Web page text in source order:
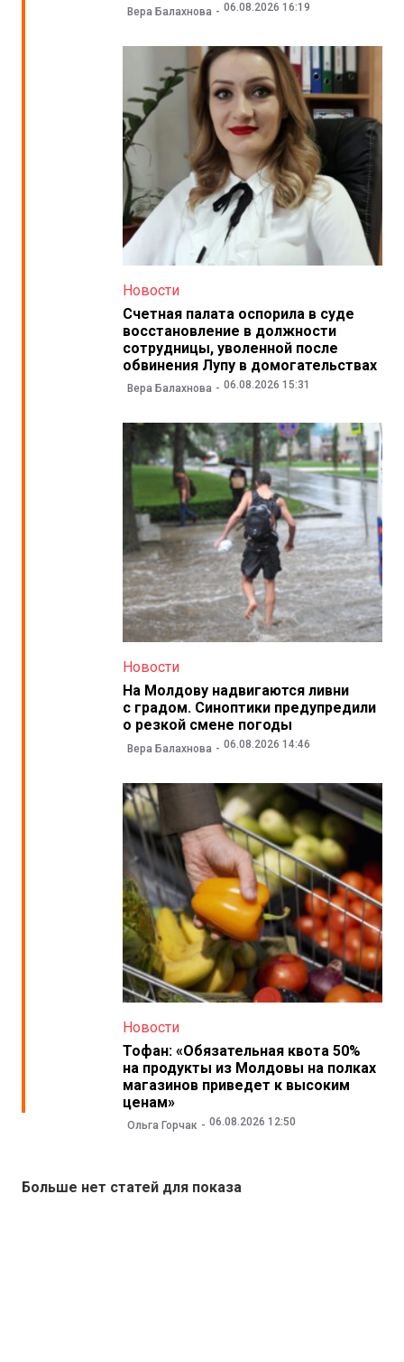
Вера Балахнова 06.08.2026 16:19
Новости
Счетная палата оспорила в суде
восстановление в должности
сотрудницы, уволенной после
обвинения Лупу в домогательствах
Вера Балахнова 06.08.2026 15:31
Новости
На Молдову надвигаются ливни
с градом. Синоптики предупредили
о резкой смене погоды
Вера Балахнова 06.08.2026 14:46
Новости
Тофан: «Обязательная квота 50%
на продукты из Молдовы на полках
магазинов приведет к высоким
ценам»
Ольга Горчак 06.08.2026 12:50
Больше нет статей для показа